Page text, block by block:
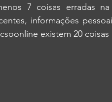
7 coisas erradas
informações
csoonline existem 20